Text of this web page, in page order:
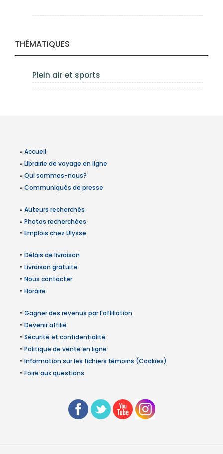
THÉMATIQUES
Plein air et sports
» Accueil
» Librairie de voyage en ligne
» Qui sommes-nous?
» Communiqués de presse
» Auteurs recherchés
» Photos recherchées
» Emplois chez Ulysse
» Délais de livraison
» Livraison gratuite
» Nous contacter
» Horaire
» Gagner des revenus par l'affiliation
» Devenir affilié
» Sécurité et confidentialité
» Politique de vente en ligne
» Information sur les fichiers témoins (Cookies)
» Foire aux questions